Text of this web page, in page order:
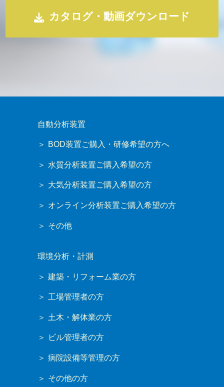
カタログ・動画ダウンロード
自動分析装置
BOD装置ご購入・研修希望の方へ
水質分析装置ご購入希望の方
大気分析装置ご購入希望の方
オンライン分析装置ご購入希望の方
その他
環境分析・計測
建築・リフォーム業の方
工場管理者の方
土木・解体業の方
ビル管理者の方
病院設備等管理の方
その他の方